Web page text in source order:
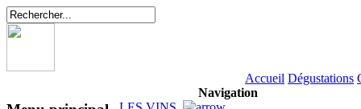
Accueil Dégustations
Navigation